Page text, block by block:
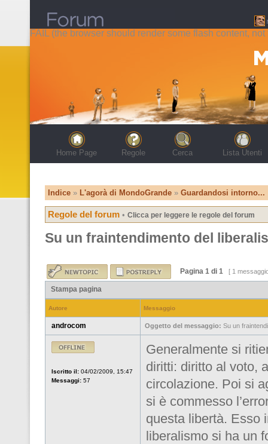
FAIL (the browser should render some flash content, not
Home Page Regole Cerca Lista Utenti
Indice » L'agorà di MondoGrande » Guardandosi intorno...
Regole del forum • Clicca per leggere le regole del forum
Su un fraintendimento del
Pagina 1 di 1 [ 1
Stampa pagina
Autore Messaggio
androcom Oggetto del messaggio: Su un
Iscritto il: 04/02/2009, 15:47
Messaggi: 57
Generalmente si
diritti: diritto al voto,
circolazione. Poi si
si è commesso
questa libertà. Esso
liberalismo si ha un